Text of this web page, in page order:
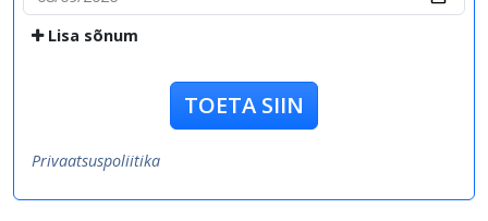
Lisa sõnum
TOETA SIIN
Privaatsuspoliitika